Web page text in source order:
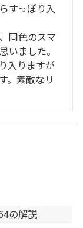
すっぽり入
同色のスマ
いました。
入りますが
。素敵なリ
の解説